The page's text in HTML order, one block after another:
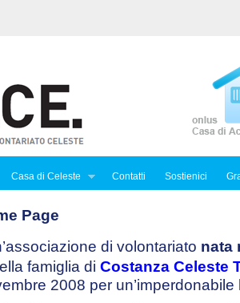
Casa di Celeste Contatti Sostienici
Page
di volontariato nata
famiglia di Costanza Celeste
2008 per